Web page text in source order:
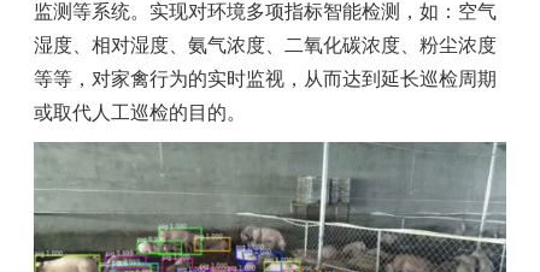
监测等系统。实现对环境多项指标智能检测，如：空气
湿度、相对湿度、氨气浓度、二氧化碳浓度、粉尘浓度
等等，对家禽行为的实时监视，从而达到延长巡检周期
或取代人工巡检的目的。